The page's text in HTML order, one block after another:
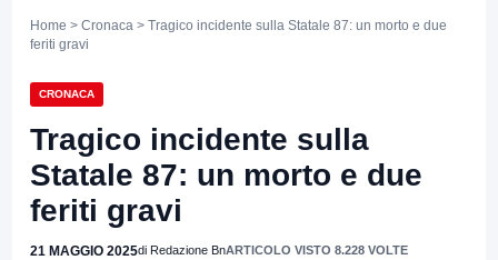
Home > Cronaca > Tragico incidente sulla Statale 87: un morto e due
feriti gravi
CRONACA
Tragico incidente sulla
Statale 87: un morto e due
feriti gravi
21 MAGGIO 2025di Redazione BnARTICOLO VISTO 8.228 VOLTE